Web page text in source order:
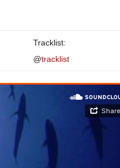
Tracklist:
@tracklist